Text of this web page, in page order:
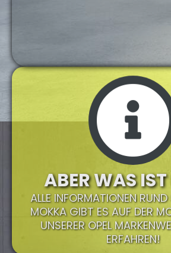
ABER WAS
ALLE INFORMATIONEN
MOKKA GIBT ES AUF DER
UNSERER OPEL
ERFAHREN!